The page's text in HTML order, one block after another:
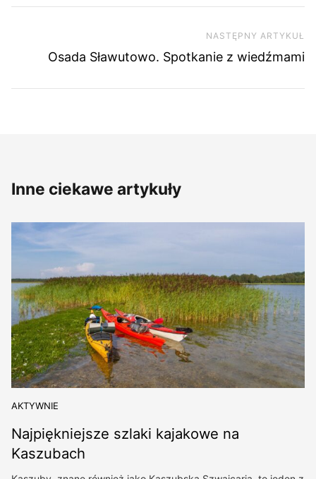
NASTĘPNY ARTYKUŁ
Osada Sławutowo. Spotkanie z wiedźmami
Inne ciekawe artykuły
AKTYWNIE
Najpiękniejsze szlaki kajakowe na
Kaszubach